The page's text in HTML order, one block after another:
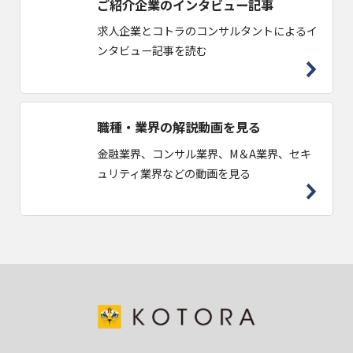
ご紹介企業のインタビュー記事
求人企業とコトラのコンサルタントによるイ
ンタビュー記事を読む
職種・業界の解説動画を見る
金融業界、コンサル業界、M＆A業界、セキ
ュリティ業界などの動画を見る